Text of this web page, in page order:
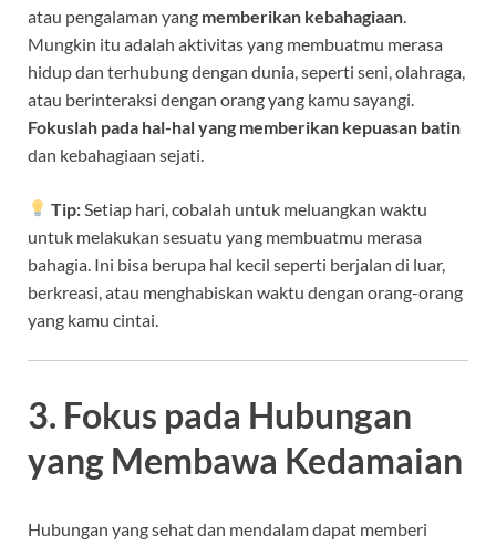
atau pengalaman yang memberikan kebahagiaan
Mungkin itu adalah aktivitas yang membuatmu merasa
hidup dan terhubung dengan dunia, seperti seni, olahraga,
atau berinteraksi dengan orang yang kamu sayangi.
Fokuslah pada hal-hal yang memberikan kepuasan batin
dan kebahagiaan sejati.
Tip: Setiap hari, cobalah untuk meluangkan waktu
untuk melakukan sesuatu yang membuatmu merasa
bahagia. Ini bisa berupa hal kecil seperti berjalan di luar,
berkreasi, atau menghabiskan waktu dengan orang-orang
yang kamu cintai.
3. Fokus pada Hubungan
yang Membawa Kedamaian
Hubungan yang sehat dan mendalam dapat memberi